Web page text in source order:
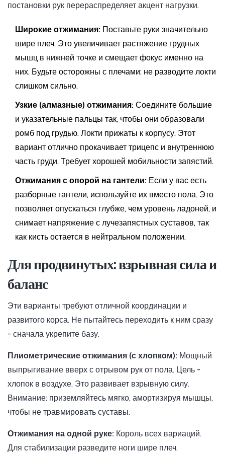
постановки рук перераспределяет акцент нагрузки.
Широкие отжимания: Поставьте руки значительно
шире плеч. Это увеличивает растяжение грудных
мышц в нижней точке и смещает фокус именно на
них. Будьте осторожны с плечами: не разводите локти
слишком сильно.
Узкие (алмазные) отжимания: Соедините большие
и указательные пальцы так, чтобы они образовали
ромб под грудью. Локти прижаты к корпусу. Этот
вариант отлично прокачивает трицепс и внутреннюю
часть груди. Требует хорошей мобильности запястий.
Отжимания с опорой на гантели: Если у вас есть
разборные гантели, используйте их вместо пола. Это
позволяет опускаться глубже, чем уровень ладоней, и
снимает напряжение с лучезапястных суставов, так
как кисть остается в нейтральном положении.
Для продвинутых: взрывная сила и
баланс
Эти варианты требуют отличной координации и
развитого корса. Не пытайтесь переходить к ним сразу
- сначала укрепите базу.
Плиометрические отжимания (с хлопком): Мощный
выпрыгивание вверх с отрывом рук от пола. Цель -
хлопок в воздухе. Это развивает взрывную силу.
Внимание: приземляйтесь мягко, амортизируя мышцы,
чтобы не травмировать суставы.
Отжимания на одной руке: Король всех вариаций.
Для стабилизации разведите ноги шире плеч.